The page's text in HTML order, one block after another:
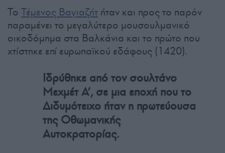
Το Τέμενος Βαγιαζήτ ήταν και προς το παρόν
παραμένει το μεγαλύτερο μουσουλμανικό
οικοδόμημα στα Βαλκάνια και το πρώτο που
χτίστηκε επί ευρωπαϊκού εδάφους (1420).
Ιδρύθηκε από τον σουλτάνο
Μεχμέτ Α’, σε μια εποχή που το
Διδυμότειχο ήταν η πρωτεύουσα
της Οθωμανικής
Αυτοκρατορίας.